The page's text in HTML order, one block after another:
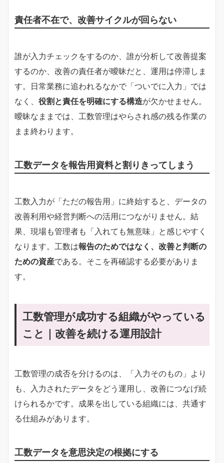
責任者不在で、改善サイクルが回らない
誰が入力チェックをするのか、誰が分析して改善提案
するのか、改善の責任者が曖昧だと、運用は停滞しま
す。日常業務に追われるなかで「ついでに入力」では
なく、 役割と責任を明確にする構造が欠かせません。
曖昧なままでは、工数管理はやらされ感の残る作業の
まま終わります。
工数データを報告用資料と割りきってしまう
工数入力が「ただの報告用」に終始すると、データの
改善利用や経営判断への活用につながりません。結
果、現場も管理者も「入れても無意味」と感じやすく
なります。工数は報告のためではなく、改善と判断の
ための資産である。そこを再確認する必要がありま
す。
工数管理が成功する組織がやっている
こと｜改善を続ける運用設計
工数管理の成否を分けるのは、「入力そのもの」より
も、入力されたデータをどう運用し、改善につなげ続
けられるかです。成果を出している組織には、共通す
る仕組みがあります。
工数データを意思決定の根拠にする